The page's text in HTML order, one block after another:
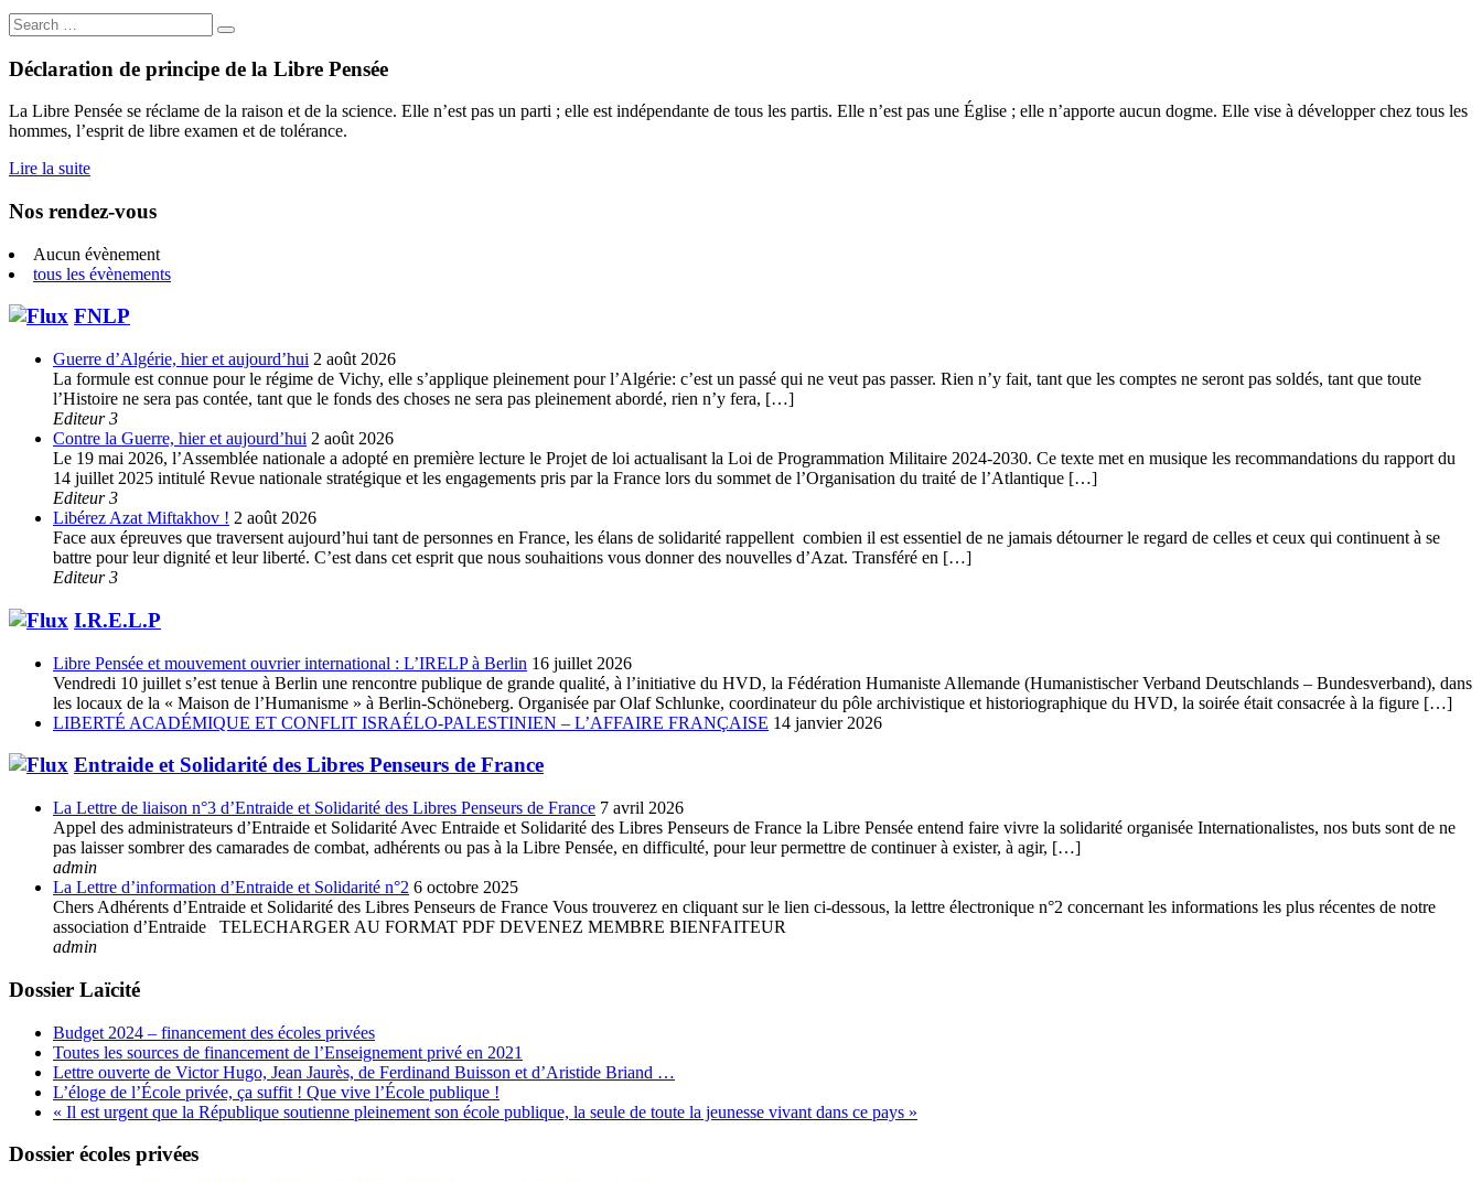
Search
for:
Déclaration de principe de la Libre Pensée
La Libre Pensée se réclame de la raison et de la science. Elle n’est pas un parti ; elle est indépendante de tous les partis. Elle n’est pas une Église ; elle n’apporte aucun dogme. Elle vise à développer chez tous les
hommes, l’esprit de libre examen et de tolérance.
Lire la suite
Nos rendez-vous
Aucun évènement
tous les évènements
FNLP
Guerre d’Algérie, hier et aujourd’hui 2 août 2026
La formule est connue pour le régime de Vichy, elle s’applique pleinement pour l’Algérie: c’est un passé qui ne veut pas passer. Rien n’y fait, tant que les comptes ne seront pas soldés, tant que toute
l’Histoire ne sera pas contée, tant que le fonds des choses ne sera pas pleinement abordé, rien n’y fera, […]
Editeur 3
Contre la Guerre, hier et aujourd’hui 2 août 2026
Le 19 mai 2026, l’Assemblée nationale a adopté en première lecture le Projet de loi actualisant la Loi de Programmation Militaire 2024-2030. Ce texte met en musique les recommandations du rapport du
14 juillet 2025 intitulé Revue nationale stratégique et les engagements pris par la France lors du sommet de l’Organisation du traité de l’Atlantique […]
Editeur 3
Libérez Azat Miftakhov ! 2 août 2026
Face aux épreuves que traversent aujourd’hui tant de personnes en France, les élans de solidarité rappellent combien il est essentiel de ne jamais détourner le regard de celles et ceux qui continuent à se
battre pour leur dignité et leur liberté. C’est dans cet esprit que nous souhaitions vous donner des nouvelles d’Azat. Transféré en […]
Editeur 3
I.R.E.L.P
Libre Pensée et mouvement ouvrier international : L’IRELP à Berlin 16 juillet 2026
Vendredi 10 juillet s’est tenue à Berlin une rencontre publique de grande qualité, à l’initiative du HVD, la Fédération Humaniste Allemande (Humanistischer Verband Deutschlands – Bundesverband), dans
les locaux de la « Maison de l’Humanisme » à Berlin-Schöneberg. Organisée par Olaf Schlunke, coordinateur du pôle archivistique et historiographique du HVD, la soirée était consacrée à la figure […]
LIBERTÉ ACADÉMIQUE ET CONFLIT ISRAÉLO-PALESTINIEN – L’AFFAIRE FRANÇAISE 14 janvier 2026
Entraide et Solidarité des Libres Penseurs de France
La Lettre de liaison n°3 d’Entraide et Solidarité des Libres Penseurs de France 7 avril 2026
Appel des administrateurs d’Entraide et Solidarité Avec Entraide et Solidarité des Libres Penseurs de France la Libre Pensée entend faire vivre la solidarité organisée Internationalistes, nos buts sont de ne
pas laisser sombrer des camarades de combat, adhérents ou pas à la Libre Pensée, en difficulté, pour leur permettre de continuer à exister, à agir, […]
admin
La Lettre d’information d’Entraide et Solidarité n°2 6 octobre 2025
Chers Adhérents d’Entraide et Solidarité des Libres Penseurs de France Vous trouverez en cliquant sur le lien ci-dessous, la lettre électronique n°2 concernant les informations les plus récentes de notre
association d’Entraide TELECHARGER AU FORMAT PDF DEVENEZ MEMBRE BIENFAITEUR
admin
Dossier Laïcité
Budget 2024 – financement des écoles privées
Toutes les sources de financement de l’Enseignement privé en 2021
Lettre ouverte de Victor Hugo, Jean Jaurès, de Ferdinand Buisson et d’Aristide Briand …
L’éloge de l’École privée, ça suffit ! Que vive l’École publique !
« Il est urgent que la République soutienne pleinement son école publique, la seule de toute la jeunesse vivant dans ce pays »
Dossier écoles privées